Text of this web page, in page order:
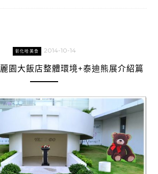
彰化哈美食 2014-10-14
園大飯店整體環境+泰迪熊展介紹篇